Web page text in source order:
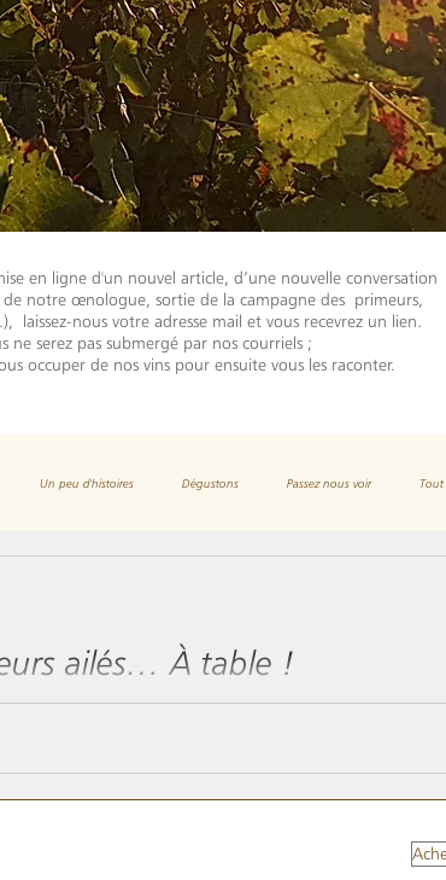
en ligne d'un nouvel article, d’une nouvelle conversation
de notre œnologue, sortie de la campagne des primeurs,
laissez-nous votre adresse mail et vous recevrez un lien.
ne serez pas submergé par nos courriels ;
occuper de nos vins pour ensuite vous les raconter.
Un peu d'histoires Dégustons Passez nous voir
ailés… À table !
avec l’homme, porteuse de maladies… pour
son chant clair et fluide...